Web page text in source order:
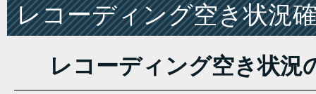
レコーディング空き状況
レコーディング空き状況